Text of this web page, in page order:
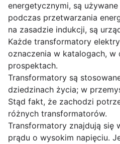
energetycznymi, są
podczas przetwarzania
na zasadzie indukcji, są
Każde transformatory
oznaczenia w katalogach, w
prospektach.
Transformatory są
dziedzinach życia; w
Stąd fakt, że zachodzi
różnych transformatorów.
Transformatory znajdują się
prądu o wysokim napięciu.